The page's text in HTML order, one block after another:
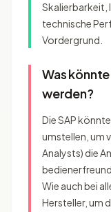
Skalierbarkeit,
technische
Vordergrund.
Was
werden?
Die SAP
umstellen, um
Analysts) die
Wie auch bei
Hersteller, um